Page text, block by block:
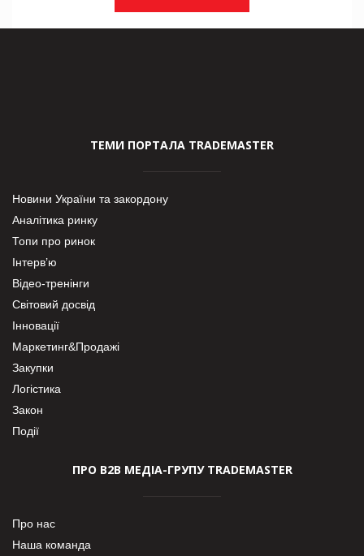
ТЕМИ ПОРТАЛА TRADEMASTER
Новини України та закордону
Аналітика ринку
Топи про ринок
Інтерв’ю
Відео-тренінги
Світовий досвід
Інновації
Маркетинг&Продажі
Закупки
Логістика
Закон
Події
ПРО В2В МЕДІА-ГРУПУ TRADEMASTER
Про нас
Наша команда